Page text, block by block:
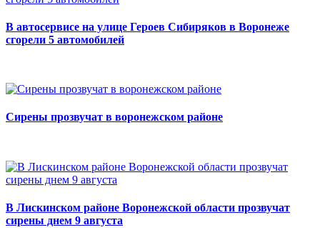
В автосервисе на улице Героев Сибиряков в Воронеже
сгорели 5 автомобилей
Сирены прозвучат в воронежском районе
В Лискинском районе Воронежской области прозвучат
сирены днем 9 августа